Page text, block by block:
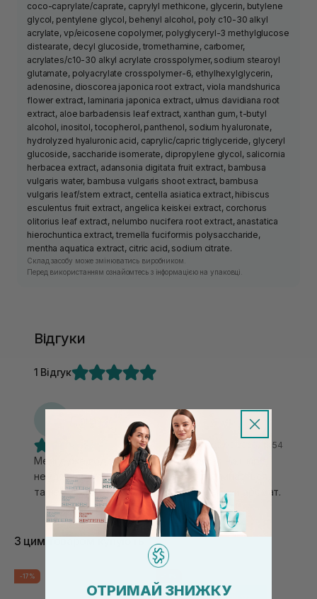
coco-caprylate/caprate, caprylyl methicone, glycerin, butylene
glycol, pentylene glycol, behenyl alcohol, poly c10-30 alkyl
acrylate, vp/eicosene copolymer, polyglyceryl-3 methylglucose
distearate, decyl glucoside, tromethamine, carbomer,
acrylates/c10-30 alkyl acrylate crosspolymer, sodium stearoyl
glutamate, polyacrylate crosspolymer-6, ethylhexylglycerin,
adenosine, dioscorea japonica root extract, viola mandshurica
flower extract, laminaria japonica extract, ulmus davidiana root
extract, aloe barbadensis leaf extract, xanthan gum, t-butyl
alcohol, inositol, tocopherol, panthenol, sodium hyaluronate,
hydrolyzed hyaluronic acid, caprylic/capric triglyceride, glyceryl
glucoside, saccharide isomerate, dipropylene glycol, salicornia
herbacea extract, adansonia digitata fruit extract, bambusa
vulgaris water, bambusa vulgaris shoot extract, bambusa
vulgaris leaf/stem extract, centella asiatica extract, hibiscus
esculentus fruit extract, angelica keiskei extract, corchorus
olitorius leaf extract, nelumbo nucifera root extract, anastatica
hierochuntica extract, tremella fuciformis polysaccharide,
mentha aquatica extract, citric acid, sodium citrate.
Склад засобу може змінюватись виробником.
Перед використанням ознайомтесь з інформацією на упаковці.
Відгуки
1 Відгук
27.03.2026, 18:54
Мені дуже подобається як крем лягає на шкіру,
немає відчуття жирності, швидко поглинається,
та не вибілює, ідеальний, і плюс приємний аромат.
З цим товаром купують
-17%
ОТРИМАЙ ЗНИЖКУ